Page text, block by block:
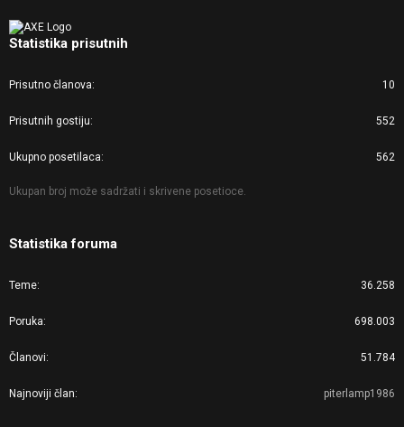
Statistika prisutnih
Prisutno članova 10
Prisutnih gostiju 552
Ukupno posetilaca 562
Ukupan broj može sadržati i skrivene posetioce.
Statistika foruma
Teme 36.258
Poruka 698.003
Članovi 51.784
Najnoviji član piterlamp1986